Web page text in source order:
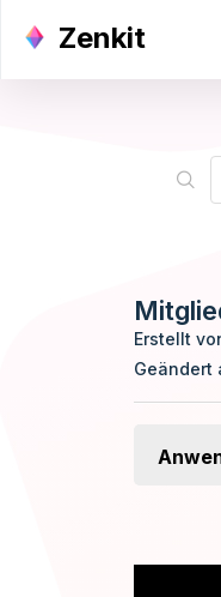
Zenkit
Erstellt
Geändert